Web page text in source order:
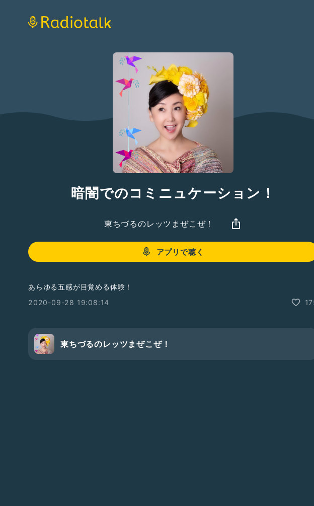
暗闇でのコミニュケーション！
東ちづるのレッツまぜこぜ！
アプリで聴く
あらゆる五感が目覚める体験！
2020-09-28 19:08:14
東ちづるのレッツまぜこぜ！